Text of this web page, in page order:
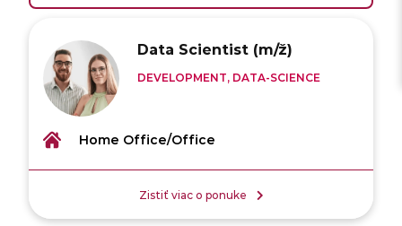
Data Scientist (m/ž)
DEVELOPMENT, DATA-SCIENCE
Home Office/Office
Zistiť viac o ponuke